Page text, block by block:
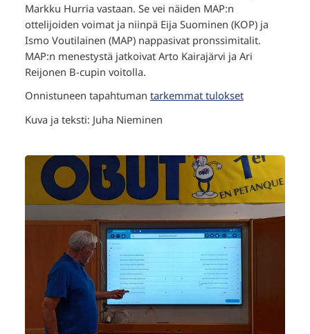
Markku Hurria vastaan. Se vei näiden MAP:n
ottelijoiden voimat ja niinpä Eija Suominen (KOP) ja
Ismo Voutilainen (MAP) nappasivat pronssimitalit.
MAP:n menestystä jatkoivat Arto Kairajärvi ja Ari
Reijonen B-cupin voitolla.
Onnistuneen tapahtuman tarkemmat tulokset
Kuva ja teksti: Juha Nieminen